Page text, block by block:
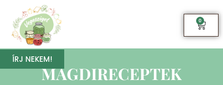
0
ÍRJ NEKEM!
MAGDIRECEPTEK